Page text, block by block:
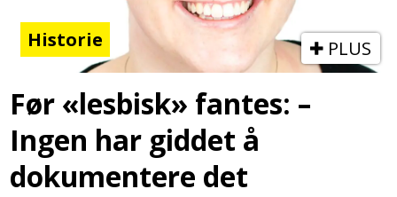
Historie PLUS
Før «lesbisk» fantes: –
Ingen har giddet å
dokumentere det